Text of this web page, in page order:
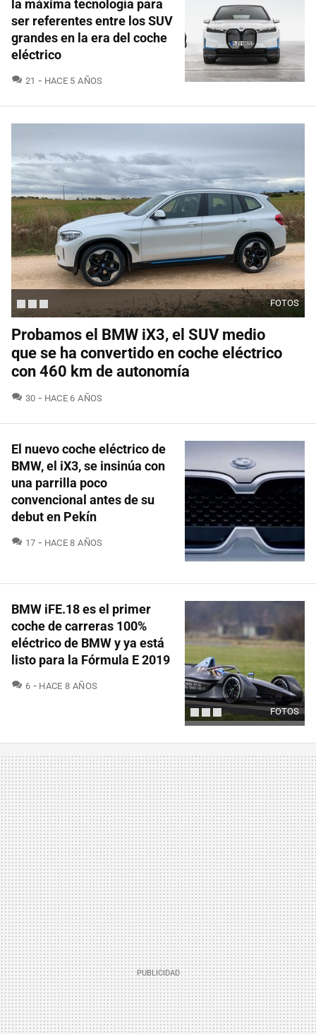
la máxima tecnología para
ser referentes entre los SUV
grandes en la era del coche
eléctrico
21 COMENTARIOS
HACE 5 AÑOS
FOTOS
Probamos el BMW iX3, el SUV medio
que se ha convertido en coche eléctrico
con 460 km de autonomía
30 COMENTARIOS
HACE 6 AÑOS
El nuevo coche eléctrico de
BMW, el iX3, se insinúa con
una parrilla poco
convencional antes de su
debut en Pekín
17 COMENTARIOS
HACE 8 AÑOS
FOTOS
BMW iFE.18 es el primer
coche de carreras 100%
eléctrico de BMW y ya está
listo para la Fórmula E 2019
6 COMENTARIOS
HACE 8 AÑOS